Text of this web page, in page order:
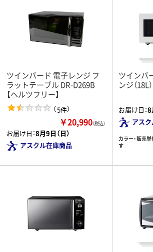
ツインバード 電子レンジ フ
ラットテーブル DR-D269B
【ヘルツフリー】
（5件）
￥20,990（税込）
お届け日：8月9日（日）
アスクル在庫商品
ツインバ
ンジ（18L
お届け日：8
アス
カラー・販売
す